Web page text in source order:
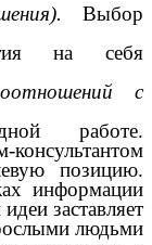
Выбор
на себя
с
работе.
позицию.
информации
заставляет
людьми